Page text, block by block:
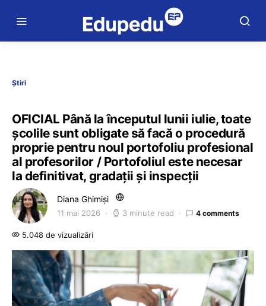
Știri
OFICIAL Până la începutul lunii iulie, toate
școlile sunt obligate să facă o procedură
proprie pentru noul portofoliu profesional
al profesorilor / Portofoliul este necesar
la definitivat, gradații și inspecții
Diana Ghimiși
11 mai 2026 3 minute read 4 comments
5.048 de vizualizări